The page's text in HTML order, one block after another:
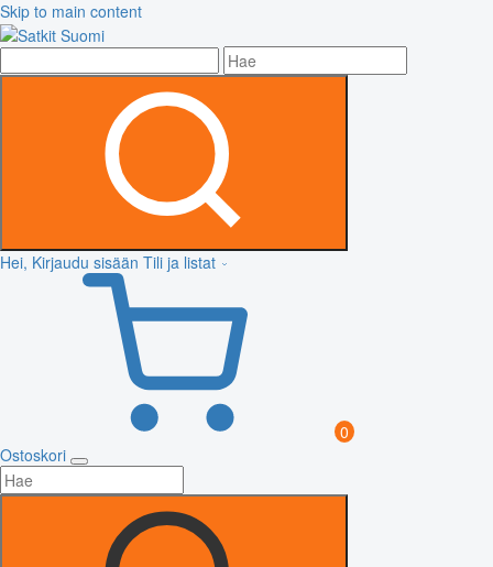
Skip to main content
Hei, Kirjaudu sisään Tili ja listat
0
Ostoskori